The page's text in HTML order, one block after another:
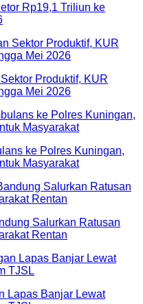
Rp19,1 Triliun ke
Produktif, KUR
Mei 2026
ke Polres Kuningan,
Masyarakat
Salurkan Ratusan
Rentan
Lapas Banjar Lewat